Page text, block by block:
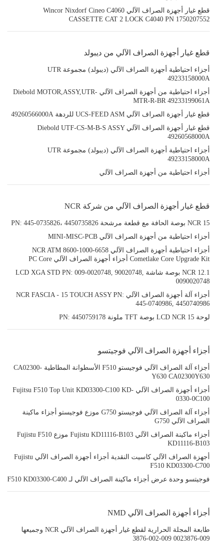
قطع غيار أجهزة الصراف الآلي Wincor Nixdorf Cineo C4060
CASSETTE CAT 2 LOCK C4040 PN 1750207552
قطع غيار أجهزة الصراف الآلي من ديبولد
أجزاء احتياطية أجهزة الصراف الآلي (ديبولد) مجموعة UTR
49233158000A
أجزاء احتياطية من أجهزة الصراف الآلي Diebold MOTOR,ASSY,UTR-
MTR-R-BR 49233199061A
قطع غيار أجهزة الصراف الآلي UCS-FEED ASM للردهة 49260566000A
قطع غيار أجهزة الصراف الآلي Diebold UTF-CS-M-B-S ASSY
49260568000A
أجزاء احتياطية أجهزة الصراف الآلي (ديبولد) مجموعة UTR
49233158000A
أجزاء احتياطية من أجهزة الصراف الآلي
قطع غيار أجهزة الصراف الآلي من شركة NCR
NCR 15 بوصة الحافة مع قطعة مرشحة PN: 445-0735826، 4450735826
أجزاء احتياطية من أجهزة الصراف الآلي MINI-MISC-PCB
أجزاء احتياطية أجهزة الصراف الآلي 6658-1000-8600 NCR ATM
Cometlake Core Upgrade Kit أجزاء أجهزة الصراف الآلي PC Core
NCR 12.1 بوصة شاشة LCD XGA STD PN: 009-0020748, 90020748,
0090020748
أجزاء آلة أجهزة الصراف الآلي NCR FASCIA - 15 TOUCH ASSY PN:
445-0740986, 4450740986
لوحة LCD NCR 15 بوصة TFT ملونة PN: 4450759178
أجزاء أجهزة الصراف الآلي فوجيتسو
أجزاء آلة الصراف الآلي فوجيستو F510 الأسطوانة المطاطية CA02300-
Y630 CA02300Y630
أجزاء أجهزة الصراف الآلي Fujitsu F510 Top Unit KD03300-C100 KD-
0330-0C100
أجزاء آلة الصراف الآلي فوجيستو G750 موزع فوجيستو أجزاء ماكينة
الصراف الآلي G750
أجزاء ماكينة الصراف الآلي Fujistu KD11116-B103 موزع Fujistu F510
KD11116-B103
أجهزة الصراف الآلي كاسيت النقدية أجزاء أجهزة الصراف الآلي Fujistu
F510 KD03300-C700
فوجيتسو وحدة عرض أجزاء ماكينة الصراف الآلي لـ F510 KD03300-C400
أجزاء أجهزة الصراف الآلي NMD
طابعة المجلة الحرارية لقطع غيار أجهزة الصراف الآلي NCR وجميعها
009-0023876 009-002-3876